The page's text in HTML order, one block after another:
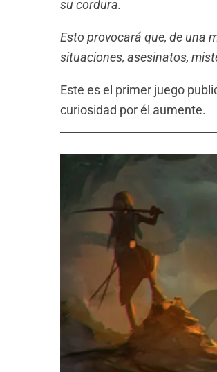
su cordura.
Esto provocará que, de una
situaciones, asesinatos,
Este es el primer juego
curiosidad por él aumente.